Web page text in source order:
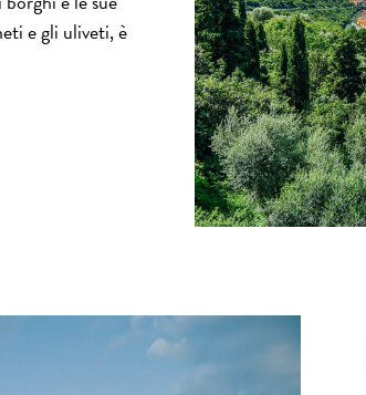
e gli uliveti, è